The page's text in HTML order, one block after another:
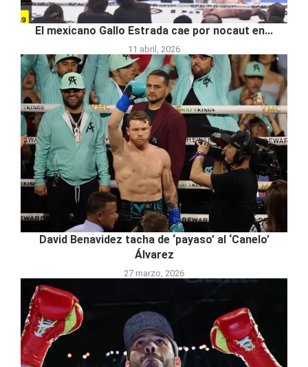
El mexicano Gallo Estrada cae por nocaut en...
11 abril, 2026
David Benavidez tacha de ‘payaso’ al ‘Canelo’
Álvarez
27 marzo, 2026